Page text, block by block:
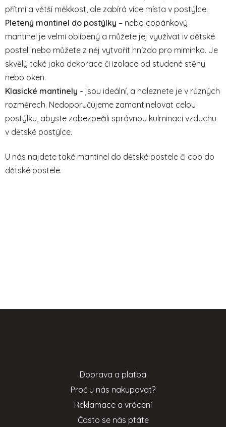
i
s
u
přítmí a větší měkkost, ale zabírá více místa v postýlce.
Pletený mantinel do postýlky – nebo copánkový
mantinel je velmi oblíbený a můžete jej využívat iv dětské
posteli nebo můžete z něj vytvořit hnízdo pro miminko. Je
skvělý také jako dekorace či izolace od studené stěny
nebo oken.
Klasické mantinely - jsou ideální, a naleznete je v různých
rozměrech. Nedoporučujeme zamantinelovat celou
postýlku, abyste zabezpečili správnou kulminaci vzduchu
v dětské postýlce.
U nás najdete také mantinel do dětské postele či cop do
dětské postele.
Doprava a platba
Proč u nás nakupovat?
Reklamace a vrácení
Často se nás ptáte